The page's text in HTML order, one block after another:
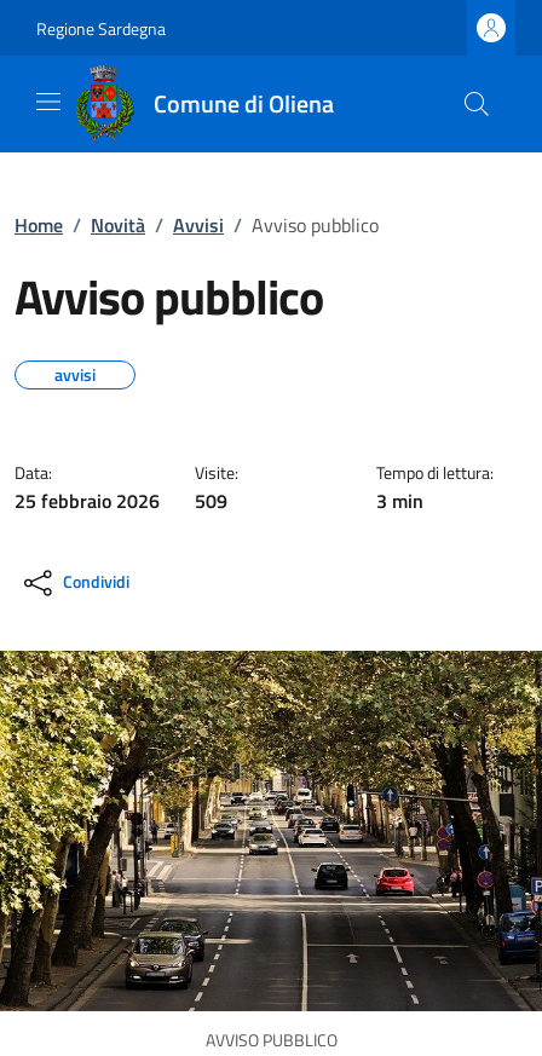
Regione Sardegna
Comune di Oliena
Home / Novità / Avvisi / Avviso pubblico
Avviso pubblico
avvisi
Data:
25 febbraio 2026
Visite:
509
Tempo di lettura:
3 min
Condividi
AVVISO PUBBLICO